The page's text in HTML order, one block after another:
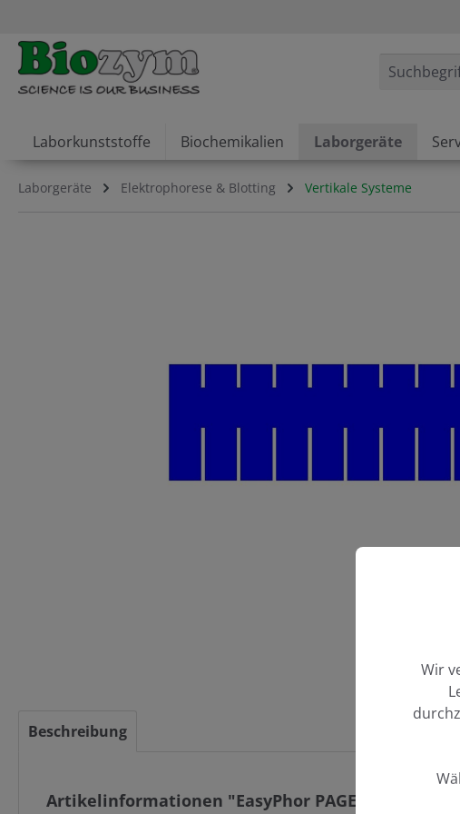
Laborkunststoffe Biochemikalien Laborgeräte
Laborgeräte Elektrophorese & Blotting Vertikale Systeme
Beschreibung
Artikelinformationen "EasyPhor PAGE Maxi
Wir